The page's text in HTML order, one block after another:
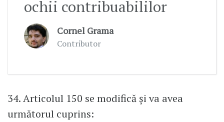
ochii contribuabililor
Cornel Grama
Contributor
34. Articolul 150 se modifică şi va avea
următorul cuprins: